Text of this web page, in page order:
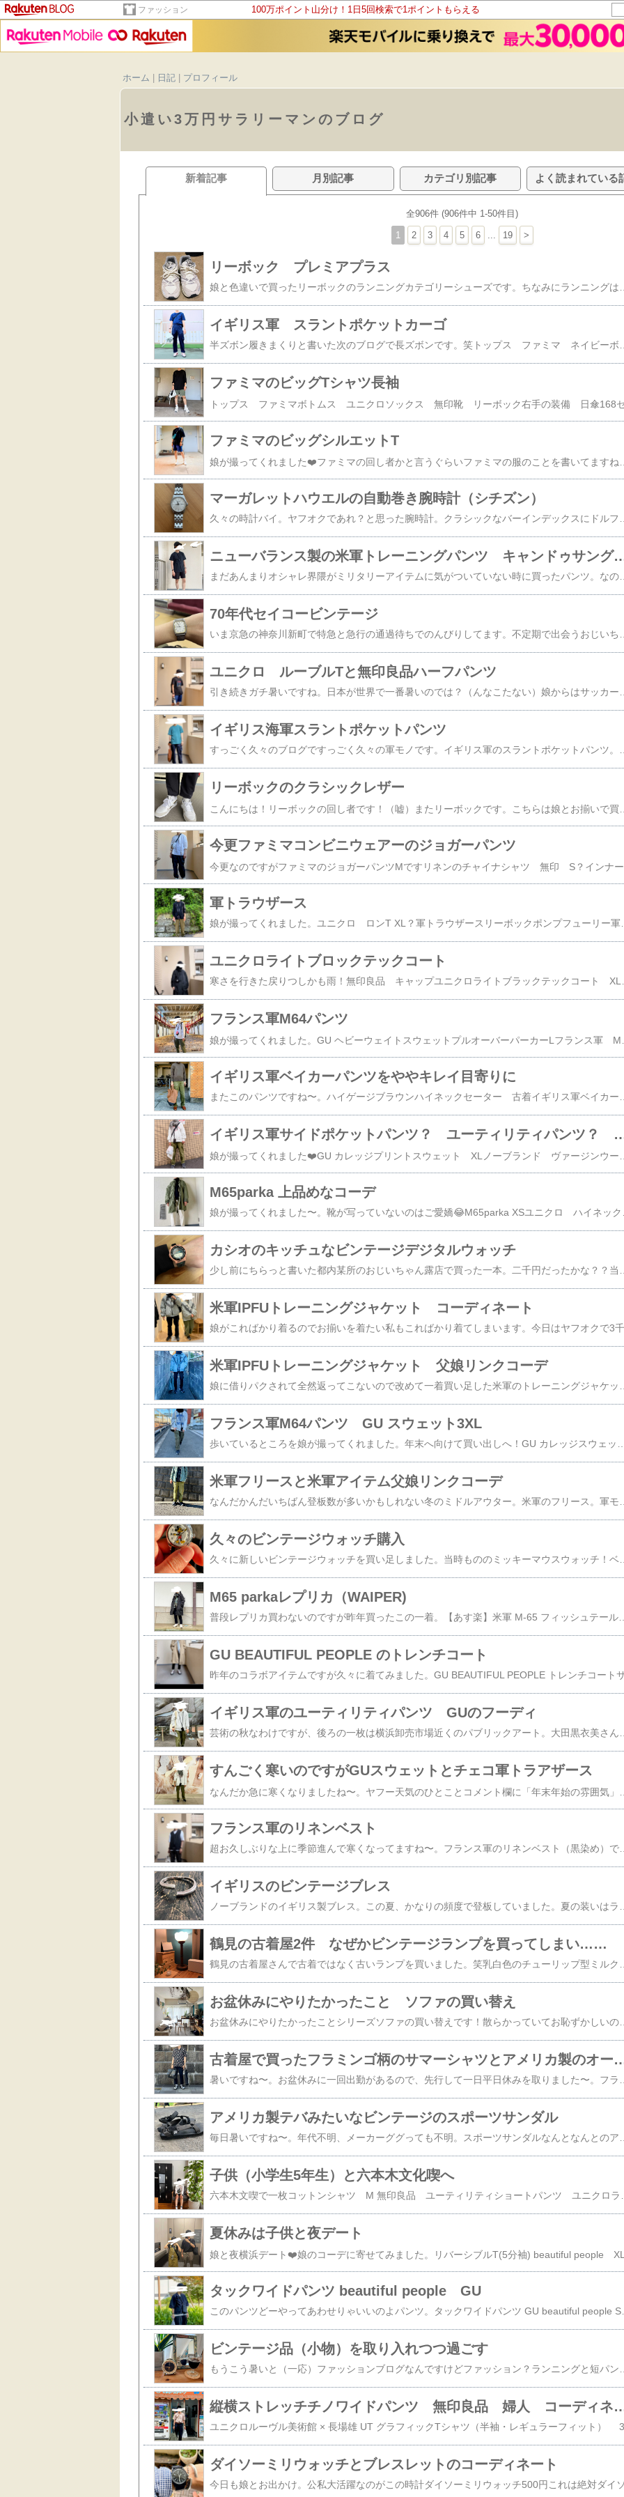
ファッション 100万ポイント山分け！1日5回検索で1ポイントもらえる
ホーム
日記 プロフィール
小遣い3万円サラリーマンのブログ
新着記事 月別記事 カテゴリ別記事 よく読まれている
全906件 (906件中 1-50件目)
1 2 3 4 5 6 19 >
リーボック プレミアプラス
イギリス軍 スラントポケットカーゴ
ファミマのビッグTシャツ長袖
ファミマのビッグシルエットT
マーガレットハウエルの自動巻き腕時計（シチズン）
ニューバランス製の米軍トレーニングパンツ キャンドゥサングラス ワ
まだあんまりオシャレ界隈がミリタリーアイテムに気がついていない時に買ったパンツ。なので安かったです。米軍。ニューバランス製トレーニングパンツ。ノーロゴで高品質なナイロン。機能性もばっちり。蒸れない、汗でベタつかないという日本の夏のために作った気がするパンツ。最近はネイビーロゴの入った青系のトレパンをよく見ますね。帽子 ファミマトップス フルーツオブザルームパンツ ニューバランス米軍トレーニングパンツシューズ ワークマンバッグ GUサングラス キャンドゥパンツはとにかくとして、全体的にとにかく安い、よく言うとチープシックなコーデですね。笑キャンドゥのサングラスはとにかくすごくて、私が発見したのはこの四種。きれいなクラウンパント型に発色。四つ買ってしまいました。440円税込……！！そして娘からチャラいと言われて青とピンクは妹と義弟にあげました。二人は似合ってましたが私つけるとたしかにちゃらく見えちゃうのなーぜなーぜです。カラーはグレーを愛用しています。見かけたらぜひ買ってみてください。サングラスコーナーはなくて老眼鏡コーナーにおいてあります。笑ちょっと諸事情があって今日はこの靴。ワークマン！すごすぎるシューズ。防水透湿で3千円くらい。土踏まずが盛り上がっていて気持ち良い履き心地。コスパのバケモノ。親指は多分リフレクターパーツ。イナレム。ネーミング良き。ムレナイ。夜遊びをしていた関内駅にて。店名良き。スキップ！実物放出品US APFU トレーニング ショートパンツ/ユーズド【US APFU TRAINING Shorts/USED】メンズ ミリタリー サバゲ アウトドア カジュアル バーベキュー キャンプ ビーチ ショートパンツ アメリカ軍 デッドストック トレーニングパンツ APFU ポリエステルデッドストック アメリカ軍US. NAVY PT Shorts by New Balanceアメリカ海軍フィジカルトレーニングショーツ ニューバランス社製NAVY ネイビー[ネコポス対応]【中古】レディース ニューバランス NEW BALANCE WI950BS2 ミリタリー スニーカー トレーニングシューズ サイズ：Women's US 5 D WIDE ブラック MADE IN U.S.A 古着 mellow 古着屋mellow楽天市場店"DEADSTOCK" NEW BALANCE製 USMC Physical Training Jacket S M L (米軍実物 ニューバランス アメリカ海兵隊 フィジカルトレーニングジャケット)
70年代セイコービンテージ
ユニクロ ルーブルTと無印良品ハーフパンツ
イギリス海軍スラントポケットパンツ
リーボックのクラシックレザー
今更ファミマコンビニウェアーのジョガーパンツ
軍トラウザース
ユニクロライトブロックテックコート
フランス軍M64パンツ
イギリス軍ベイカーパンツをややキレイ目寄りに
イギリス軍サイドポケットパンツ？ ユーティ
M65parka 上品めなコーデ
カシオのキッチュなビンテージデジタルウォッチ
米軍IPFUトレーニングジャケット コーディネート
米軍IPFUトレーニングジャケット 父娘リンクコーデ
フランス軍M64パンツ GU スウェット3XL
米軍フリースと米軍アイテム父娘リンクコーデ
久々のビンテージウォッチ購入
久々に新しいビンテージウォッチを買い足しました。当時もののミッキーマウスウォッチ！ベルトもおそらく純正。手巻きのスイスムーヴメント搭載。かわいい。都内某所でなんと1500円。（驚いて2回値段を聞きました。笑）職場につけて行ったらおじさまから「かわいい」と言われたので「かわいいでしょ」と答えました。おじさんのおじさんによるかわいい再生産。かわいいは作れる。他にも買った時計があるのですが、また違う機会にご紹介します〜。【いつでも2倍！5．0のつく日は3倍！1日も18日も3倍！】CASIO 腕時計 G-SHOCK Vintage product colors DW-6600PC-5JFこの前読み終えたこの一冊！松永弾正ね、茶器を抱えて爆死した人ね、ぐらいしか知らなかったのですが、非常〜に面白かったです。超有名武将な真田幸村を書いた『幸村を討て』も良かったのですが職人集団を書いた『塞王の盾』も良かったし今村翔吾さんほんとうに凄いですね。通勤バッグに毎日入れて読んでます。ちなみにそこらの文庫の4冊分くらいの重さがあります。笑じんかん [ 今村 翔吾 ]歴史の重みか……。
M65 parkaレプリカ（WAIPER)
普段レプリカ買わないのですが昨年買ったこの一着。【あす楽】米軍 M-65 フィッシュテールパーカー フルセット 初期型 WAIPER.inc ワイパーインク【WP1004】【クーポン対象外】【T】｜モッズコート ミリタリーコート メンズ レディース アウター m65 大きいサイズ ブランド ビジネス 通勤 通学 秋 冬愛用の実物はデッド買ったのに14年着ていたら肩のあたりが擦り切れてきたし、もう一着のシャリ生地アルミジップの初期型デッドはここまで来るともうおいおいと外に着ていけないしでレプリカを一つ買い足してみました。（せっかくだから実物にははないブラック！）結論から言うと、よくできている！良い点。フード部分が秀逸！ワイヤー入りフード、アクリルホワイトファーが安っぽさなしで本物っぽさある。実物にない黒！かっこいい。生地感がそれっぽい！悪い点。ライナージャケットの耐久性ない。実物みたいに毛玉ができるのではなくて、キルティング縫製部分から中綿が出てくる。？な点。シルエットちょっと違う？？若干しゅっとしているような？？総合評価としてはそこらのレプリカより多分全然良い。おすすめしても良いかも。コーディネートM65parka WAIPERセーター GU BEAUTIFUL PEOPLE コーデュロイパンツ 無印良品婦人もの靴 ワークマンの雨用レプリカライナーがダメになったので実物ライナーをセットしてます。本物の方がやっぱり暖かい気もする。この日は小雨が止んだ後の冷たい秋の日曜日でした。ご近所の「ふくべ」さんで和菓子を買い、秋模様の總持寺を散策。秋の植物は独特の落ち着いた感じがあって好きです。からの娘のリクエストでミスドへ！持ち帰り。和洋のお菓子が揃って結局食欲の秋。笑私は二つドーナツを買って家で勝手にチョコレートドーナツ・ツリーにしました。のんびりした良いお休みでした。
GU BEAUTIFUL PEOPLE のトレンチコート
イギリス軍のユーティリティパンツ GUのフーディ
すんごく寒いのですがGUスウェットとチェコ軍トラアザース
フランス軍のリネンベスト
超お久しぶりな上に季節進んで寒くなってますね〜。フランス軍のリネンベスト（黒染め）です。（言い訳をするとおとといまで夏日だったんです。本当です11月なのに！）実物 新品 デッドストック フランス軍 リネンベスト BLACK染め【クーポン対象外】【I】｜メンズ レディース トップス ミリタリーベスト ジレ プルオーバー 大きいサイズ オーバーサイズ ビッグシルエット 軍放出品 軍モノこれは何が便利かというとご飯を食べていても家事をしていても白Tシャツの汚れが気にならない！私はラーメンとか好きだからすごく助かる！！というファッションとはまた別の路線でも素晴らしいアイテム。笑起毛感のあるリネンというあまり見ない素材。プレーンなＶネックでミリタリー出自ながらお上品な感じも。後染めのブラックのおかげでもあります。シャツはユニクロパンツは無印良品のウィメンズスニーカーはリーボックバッグはユニクロユー無印良品の女性向けパンツはコスパがいいので男性にもおすすめです。私はSサイズがジャストです。リーボックは中古ならアンダー5000円ぐらいでも買えます。ソールが高いからナチュラルに身長が盛れて助かる38歳168cm53kg【お買い物マラソンSALE】 15時までのご注文で即日発送 Reebok INSTAPUMP FURY 95 リーボック インスタ ポンプ フューリー 95 メンズ レディース スニーカー ブラック ホワイト ベージュ BLACK/WHITE(100008357) WHITE(100008356) BEIGE(100010000) BLACK(GY1636) 106541秋になると普段見慣れてる景色でもなんだか美しく感じる時がありますね。娘も小5になり、幼さと美しが共存してきました。ほんと毎日「かわいいね〜。かわいいかわいい。」と言いながら育ててます。笑最近は朝、化粧水パックをしながら前日に焼いた卵焼きをお弁当に詰めてくれて、嬉しいやら驚くやらで母と妹夫婦にすぐグループLINEしました。「ほんとうにかわいい」父子家庭は大変なこともありますが、私は今とても幸せです。
イギリスのビンテージブレス
鶴見の古着屋2件 なぜかビンテージランプを買ってしまい……
お盆休みにやりたかったこと ソファの買い替え
お盆休みにやりたかったことシリーズソファの買い替えです！散らかっていてお恥ずかしいのですがこちらが買い替え前〜買い替え後夏のボーナスから予算組みして一ヶ月半悩み抜いた末に選んだのはこちら！結論狭目リビングの我が家にはソファは不要ソファがわりにコットがいい感じ！理由肘掛けがないから広く使えるゆったり寝そべることができる！背もたれが無く床の延長に見えるから広く見えるこの理屈で言うとベンチとか置いてもオシャレなんですけど我が家の主な用途としては娘と私が二人で密着ごろごろしながら映画を観たり本を読んだり「滞在時間」が長いので却下そしてなによりソファと比べてコットの安いこと軽いこと！モダンデコさんのこのコットは組み立て簡単、安い、おしゃれ、足に傷防止カバーがあるでドンピシャでした〜。普段の休みはそんなにお酒飲まないのですがせっかくサマーバケーション（自宅だけどね！）だし娘の自由研究も終わったし私の宿題のソファ買い替えと設置も終わったし（お酒を飲むためにたくさん言い訳が必要ですね。笑）昼はベランダビールソラチエース美味しい〜ヨーカドーのアウトレットコーナーでお安かったです。仕事で札幌に5年いましたがいまだに「空知」とかそういう地方区画わかりません。一地方行政単位の中に「関東」とかそういう区切り作ってしまう北海道の広さよ。笑夜はコットに寝そべってシーサイドエール。これも美味しい〜。ローマ人が昔寝そべってパーティしていた気持ちがわかりました。現代の典型的プロレタリアートバツイチおじさんがアウトドア用コットを買って古代ローマのシンポジオン（貴族階級の会食）の良さに気づくの草ですね〜。パーティはしないけど娘とゴロゴロしやすくなったので買ってよかったです。今までは狭いところに密集する猫みたいにぎゅうぎゅうでソファに寝転んでいましたからね〜。笑夜一人飲みって不思議と精神の解放感ありますよね。笑ずーっと読みたかった分厚ハードカバーも読み終えたし夏休みサイコー！あ、まてよまだ娘の読書感想文が残っている〜。明日やるかな〜。
古着屋で買ったフラミンゴ柄のサマーシャツ
アメリカ製テバみたいなビンテージのスポーツサンダル
子供（小学生5年生）と六本木文化喫へ
夏休みは子供と夜デート
タックワイドパンツ beautiful people GU
このパンツどーやってあわせりゃいいのよパンツ。タックワイドパンツ GU beautiful people Sサイズ無印良品の似た生地感のユニセックスシャツと合わせてセットアップ風に〜。サンダルはチャコエコバッグはユニクロ（お買い物ちゅう）私のおしゃれ力だとこれ以上太刀打ちできない😂これ着こなせる人はガンダムキャリバーンで持久戦
ビンテージ品（小物）を取り入れつつ過ごす
縦横ストレッチチノワイドパンツ 無
ダイソーミリウォッチとブレスレットのコーディネート